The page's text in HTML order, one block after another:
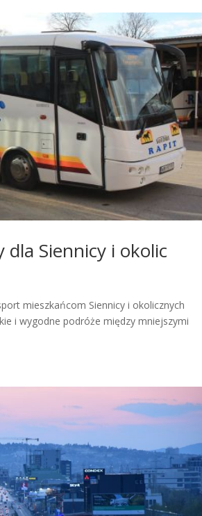
Siennicy i okolic
mieszkańcom Siennicy i okolicznych
i wygodne podróże między mniejszymi